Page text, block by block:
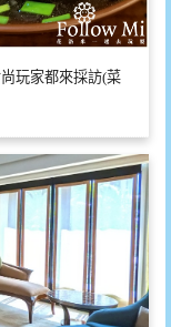
玩家都來採訪(菜